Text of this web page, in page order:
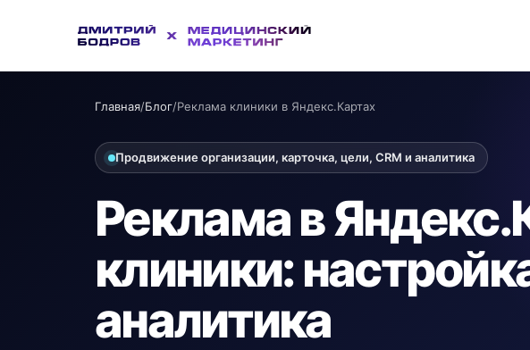
Главная/Блог/Реклама клиники в Яндекс.Картах
Продвижение организации, карточка, цели, CRM и аналитика
Реклама в
клиники:
аналитика